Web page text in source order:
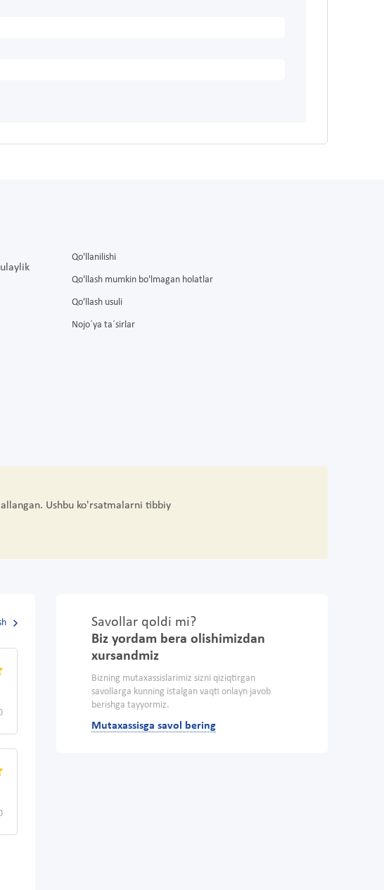
Qo'llanilishi
Qo'llash mumkin bo'lmagan holatlar
Qo'llash usuli
Nojo´ya ta´sirlar
Ushbu ko'rsatmalarni tibbiy
Savollar qoldi mi?
Biz yordam bera olishimizdan
xursandmiz
Bizning mutaxassislarimiz sizni qiziqtirgan
savollarga kunning istalgan vaqti onlayn javob
berishga tayyormiz.
Mutaxassisga savol bering